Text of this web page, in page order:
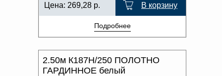
Цена: 269,28 р. В корзину
Подробнее
2.50м К187Н/250 ПОЛОТНО
ГАРДИННОЕ белый